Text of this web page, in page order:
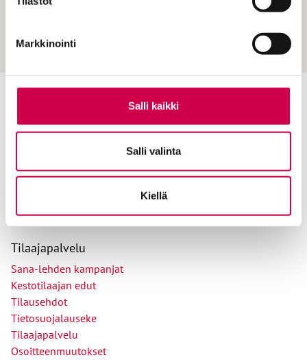
Markkinointi
Salli kaikki
Salli valinta
Kiellä
Yhteystiedot
PL 48, 08101 LOHJA
Tilaajapalvelu
Sana-lehden kampanjat
Kestotilaajan edut
Tilausehdot
Tietosuojalauseke
Tilaajapalvelu
Osoitteenmuutokset